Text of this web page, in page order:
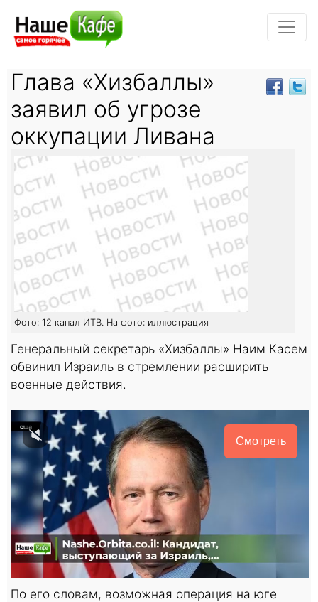
Глава «Хизбаллы»
заявил об угрозе
оккупации Ливана
Фото: 12 канал ИТВ. На фото: иллюстрация
Генеральный секретарь «Хизбаллы» Наим Касем
обвинил Израиль в стремлении расширить
военные действия.
Смотреть
По его словам, возможная операция на юге